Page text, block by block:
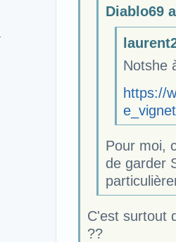
Diablo69
Notshe
https://
Pour moi,
de garder
C'est surtout
??